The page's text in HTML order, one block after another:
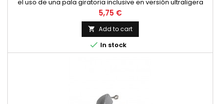
el uso de una pala giratoria inclusive en versión ultraligera
Price
5,75 €
 Add to cart
 In stock